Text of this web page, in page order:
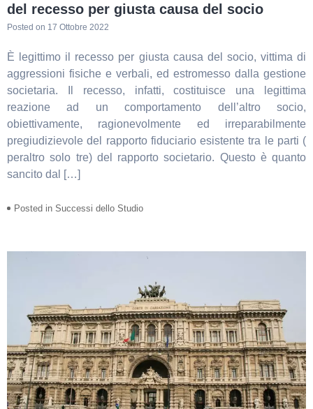
del recesso per giusta causa del socio
Posted on 17 Ottobre 2022
È legittimo il recesso per giusta causa del socio, vittima di
aggressioni fisiche e verbali, ed estromesso dalla gestione
societaria. Il recesso, infatti, costituisce una legittima
reazione ad un comportamento dell’altro socio,
obiettivamente, ragionevolmente ed irreparabilmente
pregiudizievole del rapporto fiduciario esistente tra le parti (
peraltro solo tre) del rapporto societario. Questo è quanto
sancito dal […]
Posted in Successi dello Studio